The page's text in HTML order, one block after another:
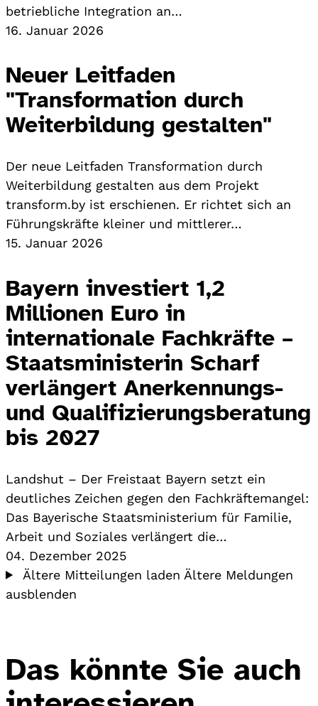
betriebliche Integration an…
16. Januar 2026
Neuer Leitfaden
"Transformation durch
Weiterbildung gestalten"
Der neue Leitfaden Transformation durch
Weiterbildung gestalten aus dem Projekt
transform.by ist erschienen. Er richtet sich an
Führungskräfte kleiner und mittlerer…
15. Januar 2026
Bayern investiert 1,2
Millionen Euro in
internationale Fachkräfte –
Staatsministerin Scharf
verlängert Anerkennungs-
und Qualifizierungsberatung
bis 2027
Landshut – Der Freistaat Bayern setzt ein
deutliches Zeichen gegen den Fachkräftemangel:
Das Bayerische Staatsministerium für Familie,
Arbeit und Soziales verlängert die…
04. Dezember 2025
Ältere Mitteilungen laden Ältere Meldungen
ausblenden
Das könnte Sie auch